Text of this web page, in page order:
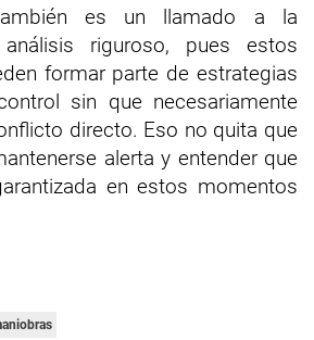
es un llamado a la
riguroso, pues estos
formar parte de estrategias
sin que necesariamente
directo. Eso no quita que
alerta y entender que
en estos momentos